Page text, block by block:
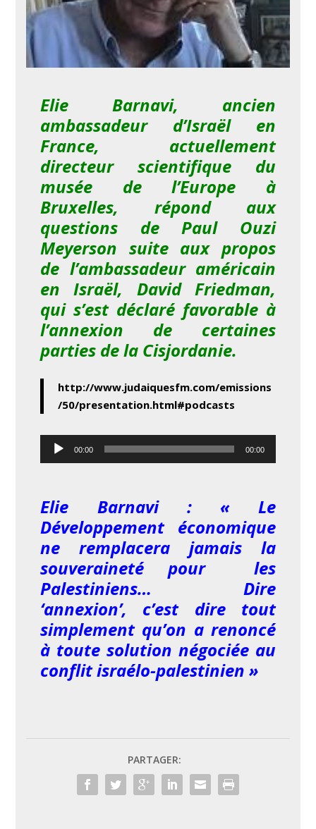
Elie Barnavi, ancien
ambassadeur d’Israël en
France, actuellement
directeur scientifique du
musée de l’Europe à
Bruxelles, répond aux
questions de Paul Ouzi
Meyerson suite aux propos
de l’ambassadeur américain
en Israël, David Friedman,
qui s’est déclaré favorable à
l’annexion de certaines
parties de la Cisjordanie.
http://www.judaiquesfm.com/emissions
/50/presentation.html#podcasts
Lecteur
audio
00:00 00:00
Elie Barnavi : « Le
Développement économique
ne remplacera jamais la
souveraineté pour les
Palestiniens… Dire
‘annexion’, c’est dire tout
simplement qu’on a renoncé
à toute solution négociée au
conflit israélo-palestinien »
PARTAGER: